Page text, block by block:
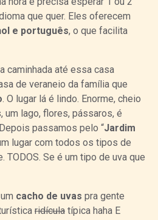
que quer. Eles oferecem
e português, o que facilita
caminhada até essa casa
de veraneio da família que
. O lugar lá é lindo. Enorme, cheio
um lago, flores, pássaros, é
passamos pelo “Jardim
lugar com todos os tipos de
TODOS. Se é um tipo de uva que
cacho de uvas pra gente
ridículatípica haha E